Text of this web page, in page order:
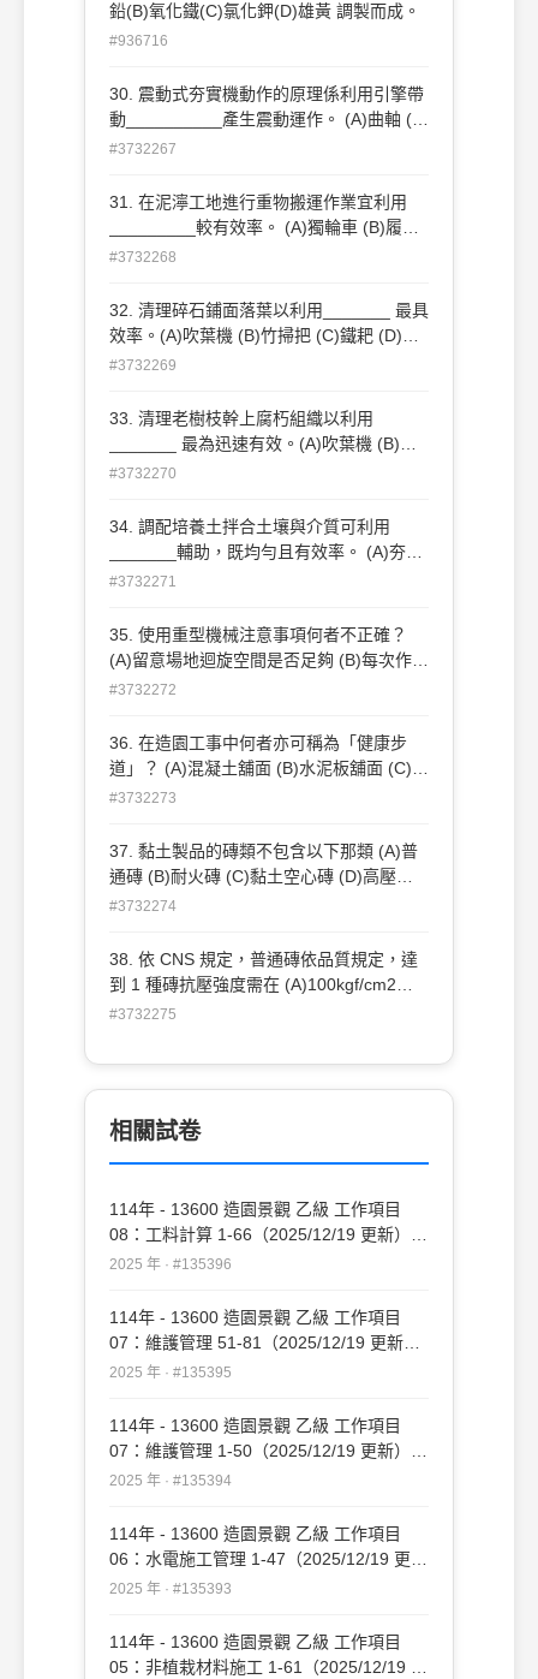
鉛(B)氧化鐵(C)氯化鉀(D)雄黃 調製而成。
#936716
30. 震動式夯實機動作的原理係利用引擎帶
動__________產生震動運作。 (A)曲軸 (B)
偏心輪 (C)電動機 (D)壓縮機
#3732267
31. 在泥濘工地進行重物搬運作業宜利用
_________較有效率。 (A)獨輪車 (B)履帶
搬運車 (C)堆高機(D)農地搬運車
#3732268
32. 清理碎石鋪面落葉以利用_______ 最具
效率。(A)吹葉機 (B)竹掃把 (C)鐵耙 (D)高
壓沖洗機
#3732269
33. 清理老樹枝幹上腐朽組織以利用
_______ 最為迅速有效。(A)吹葉機 (B)高
壓沖洗機 (C)吸塵器 (D)修剪機
#3732270
34. 調配培養土拌合土壤與介質可利用
_______輔助，既均勻且有效率。 (A)夯實
機 (B)鏟土機 (C)鑽穴機 (D)中耕機
#3732271
35. 使用重型機械注意事項何者不正確？
(A)留意場地迴旋空間是否足夠 (B)每次作業
前須先檢查水箱、燃料油、作業油量等是否
油 (D)無證照制度，故操作人員應自行熟練
操作方法 。
#3732272
36. 在造園工事中何者亦可稱為「健康步
道」？ (A)混凝土舖面 (B)水泥板舖面 (C)木
棧道舖面 (D)鵝卵石舖面 。
#3732273
37. 黏土製品的磚類不包含以下那類 (A)普
通磚 (B)耐火磚 (C)黏土空心磚 (D)高壓連
鎖磚 。
#3732274
38. 依 CNS 規定，普通磚依品質規定，達
到 1 種磚抗壓強度需在 (A)100kgf/cm2
(B)120kgf/cm2 (C)150kgf/cm2
#3732275
相關試卷
114年 - 13600 造園景觀 乙級 工作項目
08：工料計算 1-66（2025/12/19 更新）
#135396
2025 年 · #135396
114年 - 13600 造園景觀 乙級 工作項目
07：維護管理 51-81（2025/12/19 更新）
#135395
2025 年 · #135395
114年 - 13600 造園景觀 乙級 工作項目
07：維護管理 1-50（2025/12/19 更新）
#135394
2025 年 · #135394
114年 - 13600 造園景觀 乙級 工作項目
06：水電施工管理 1-47（2025/12/19 更
新）#135393
2025 年 · #135393
114年 - 13600 造園景觀 乙級 工作項目
05：非植栽材料施工 1-61（2025/12/19 更